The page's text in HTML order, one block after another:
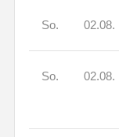
So. 02.08.
So. 02.08.